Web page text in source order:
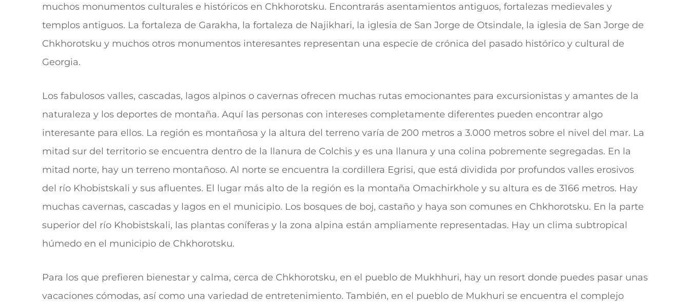
muchos monumentos culturales e históricos en Chkhorotsku. Encontrarás asentamientos antiguos, fortalezas medievales y
templos antiguos. La fortaleza de Garakha, la fortaleza de Najikhari, la iglesia de San Jorge de Otsindale, la iglesia de San Jorge de
Chkhorotsku y muchos otros monumentos interesantes representan una especie de crónica del pasado histórico y cultural de
Georgia.
Los fabulosos valles, cascadas, lagos alpinos o cavernas ofrecen muchas rutas emocionantes para excursionistas y amantes de la
naturaleza y los deportes de montaña. Aquí las personas con intereses completamente diferentes pueden encontrar algo
interesante para ellos. La región es montañosa y la altura del terreno varía de 200 metros a 3.000 metros sobre el nivel del mar. La
mitad sur del territorio se encuentra dentro de la llanura de Colchis y es una llanura y una colina pobremente segregadas. En la
mitad norte, hay un terreno montañoso. Al norte se encuentra la cordillera Egrisi, que está dividida por profundos valles erosivos
del río Khobistskali y sus afluentes. El lugar más alto de la región es la montaña Omachirkhole y su altura es de 3166 metros. Hay
muchas cavernas, cascadas y lagos en el municipio. Los bosques de boj, castaño y haya son comunes en Chkhorotsku. En la parte
superior del río Khobistskali, las plantas coníferas y la zona alpina están ampliamente representadas. Hay un clima subtropical
húmedo en el municipio de Chkhorotsku.
Para los que prefieren bienestar y calma, cerca de Chkhorotsku, en el pueblo de Mukhhuri, hay un resort donde puedes pasar unas
vacaciones cómodas, así como una variedad de entretenimiento. También, en el pueblo de Mukhuri se encuentra el complejo